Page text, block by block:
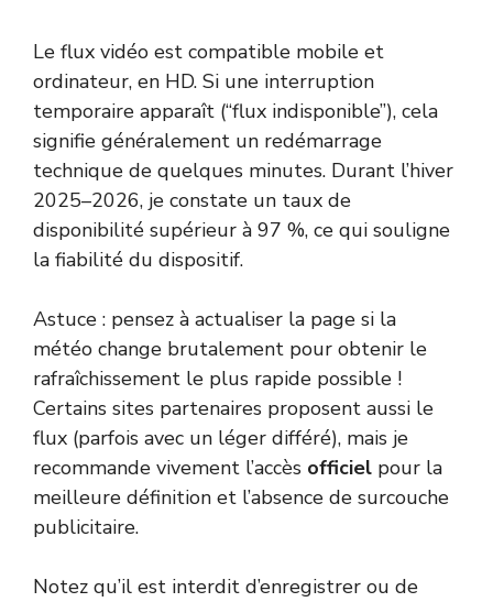
Le flux vidéo est compatible mobile et
ordinateur, en HD. Si une interruption
temporaire apparaît (“flux indisponible”), cela
signifie généralement un redémarrage
technique de quelques minutes. Durant l’hiver
2025–2026, je constate un taux de
disponibilité supérieur à 97 %, ce qui souligne
la fiabilité du dispositif.
Astuce : pensez à actualiser la page si la
météo change brutalement pour obtenir le
rafraîchissement le plus rapide possible !
Certains sites partenaires proposent aussi le
flux (parfois avec un léger différé), mais je
recommande vivement l’accès officiel pour la
meilleure définition et l’absence de surcouche
publicitaire.
Notez qu’il est interdit d’enregistrer ou de